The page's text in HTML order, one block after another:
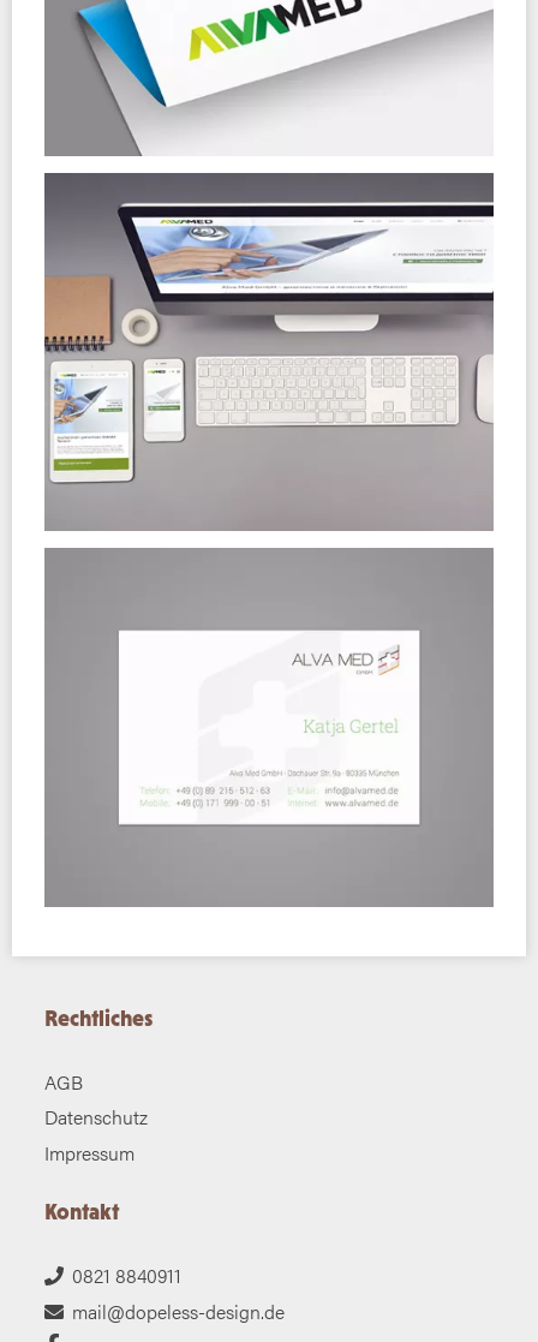
Rechtliches
AGB
Datenschutz
Impressum
Kontakt
0821 8840911
mail@dopeless-design.de